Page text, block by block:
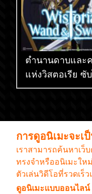
ตำนานดาบและ
แห่งวิสตอเรีย ซั
การดูอนิเมะจะ
เราสามารถค้นหาเว็
ทรงจำหรืออนิเมะให
ตัวเล่นวิดีโอที่รวดเ
ดูอนิเมะแบบออนไล